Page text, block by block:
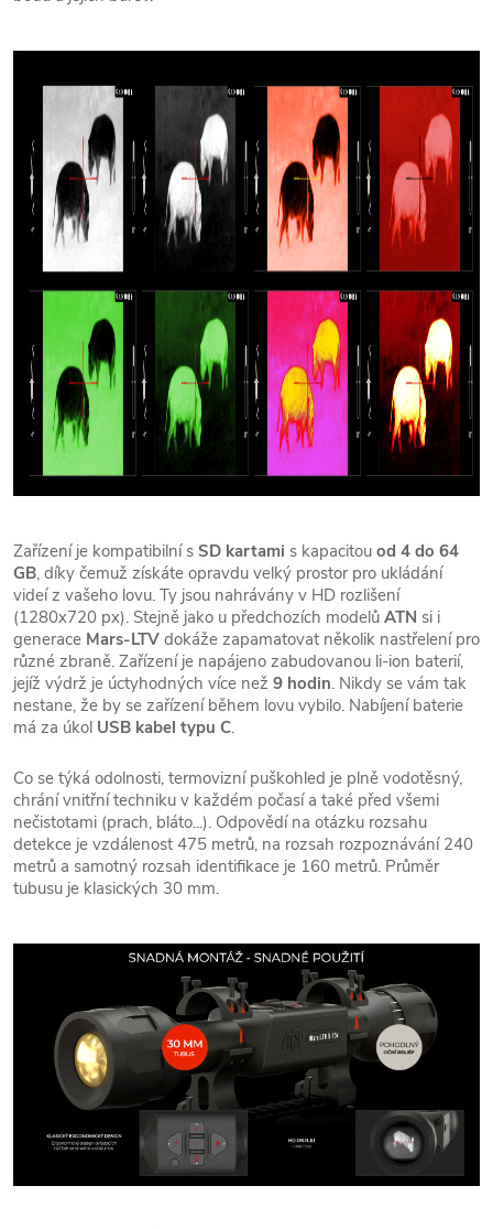
Zařízení je kompatibilní s SD kartami s kapacitou od 4 do 64
GB, díky čemuž získáte opravdu velký prostor pro ukládání
videí z vašeho lovu. Ty jsou nahrávány v HD rozlišení
(1280x720 px). Stejně jako u předchozích modelů ATN si i
generace Mars-LTV dokáže zapamatovat několik nastřelení pro
různé zbraně. Zařízení je napájeno zabudovanou li-ion baterií,
jejíž výdrž je úctyhodných více než 9 hodin. Nikdy se vám tak
nestane, že by se zařízení během lovu vybilo. Nabíjení baterie
má za úkol USB kabel typu C.
Co se týká odolnosti, termovizní puškohled je plně vodotěsný,
chrání vnitřní techniku v každém počasí a také před všemi
nečistotami (prach, bláto...). Odpovědí na otázku rozsahu
detekce je vzdálenost 475 metrů, na rozsah rozpoznávání 240
metrů a samotný rozsah identifikace je 160 metrů. Průměr
tubusu je klasických 30 mm.